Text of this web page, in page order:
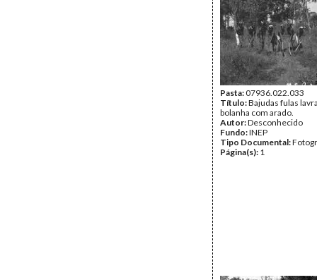
Pasta:07936.022.033
Título:Bajudas fulas
bolanha com arado.
Autor:Desconhecido
Fundo:INEP
Tipo Documental:
Página(s): 1